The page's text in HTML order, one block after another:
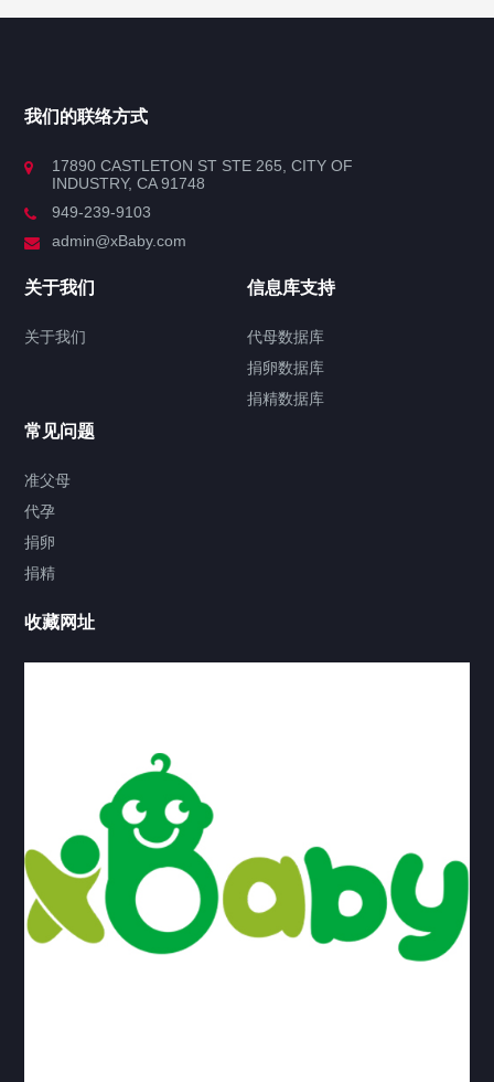
博客导航
捐精男孩-Dylan
2021/09/03 3292
捐精男孩-Jacob
2021/09/03 3156
我们的联络方式
17890 CASTLETON ST STE 265, CITY OF
INDUSTRY, CA 91748
949-239-9103
admin@xBaby.com
关于我们
关于我们
信息库支持
代母数据库
捐卵数据库
捐精数据库
常见问题
准父母
代孕
捐卵
捐精
收藏网址